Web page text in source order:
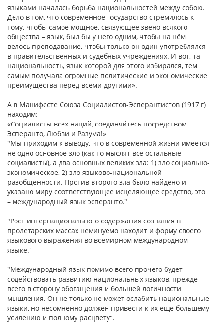
языками началась борьба национальностей между собою.
Дело в том, что современное государство стремилось к
тому, чтобы самое мощное, связующее звено всякого
общества – язык, был бы у него одним, чтобы на нём
велось преподавание, чтобы только он один употреблялся
в правительственных и судебных учреждениях. И вот, та
национальность, язык которой для этого избирался, тем
самым получала огромные политические и экономические
преимущества перед всеми другими».
А в Манифесте Союза Социалистов-Эсперантистов (1917 г)
находим:
«Социалисты всех наций, соединяйтесь посредством
Эсперанто, Любви и Разума!»
"Мы приходим к выводу, что в современной жизни имеется
не одно основное зло (как то мыслят все остальные
социалисты), а два основных великих зла: 1) зло социально-
экономическое, 2) зло языково-национальной
разобщённости. Против второго зла было найдено и
указано миру соответствующее исцеляющее средство, это
– международный язык эсперанто."
"Рост интернационального содержания сознания в
пролетарских массах неминуемо находит и форму своего
языкового выражения во всемирном международном
языке."
"Международный язык помимо всего прочего будет
содействовать развитию национальных языков, прежде
всего в сторону обогащения и большей логичности
мышления. Он не только не может ослабить национальные
языки, но несомненно должен привести к их ещё большему
усилению и полному расцвету".